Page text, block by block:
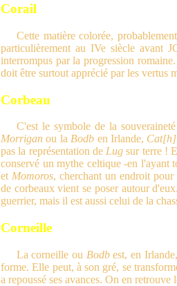
Corail
Cette matière colorée,
particulièrement au IVe siècle avant
interrompus par la progression
doit être surtout apprécié par les vertus
Corbeau
C'est le symbole de la
Morrigan ou la Bodb en Irlande,
pas la représentation de Lug sur terre !
conservé un mythe celtique -en
et Momoros, cherchant un endroit
de corbeaux vient se poser autour
guerrier, mais il est aussi celui de la
Corneille
La corneille ou Bodbest, en
forme. Elle peut, à son gré, se
a repoussé ses avances. On en